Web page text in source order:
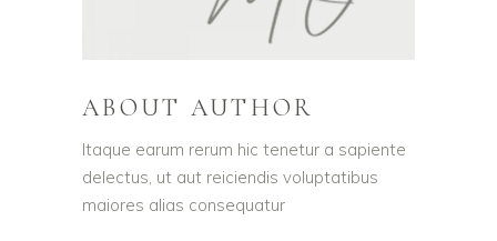
ABOUT AUTHOR
Itaque earum rerum hic tenetur a sapiente
delectus, ut aut reiciendis voluptatibus
maiores alias consequatur